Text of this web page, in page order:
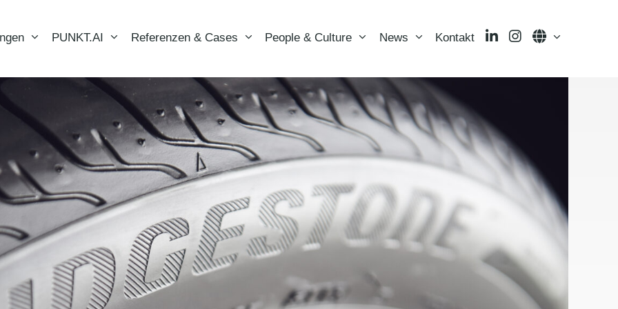
PUNKT.AI Referenzen & Cases People & Culture News Kontakt LinkedInInstagramLanguage